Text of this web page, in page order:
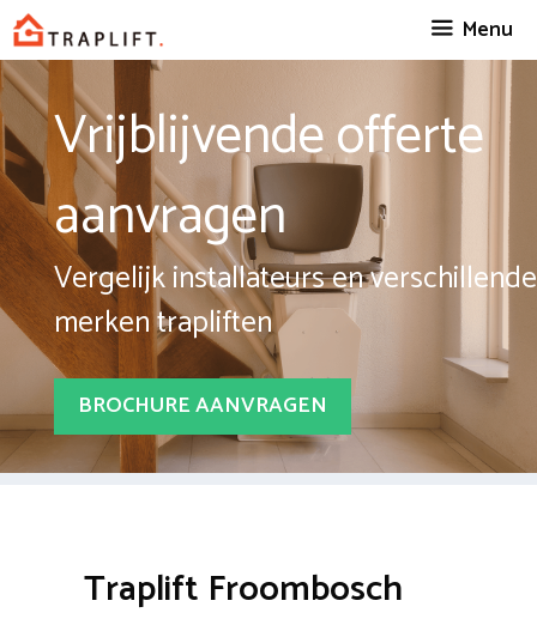
Spring
naar
inhoud
Menu
Vrijblijvende offerte
aanvragen
Vergelijk installateurs en verschillende
merken trapliften
BROCHURE AANVRAGEN
Traplift Froombosch